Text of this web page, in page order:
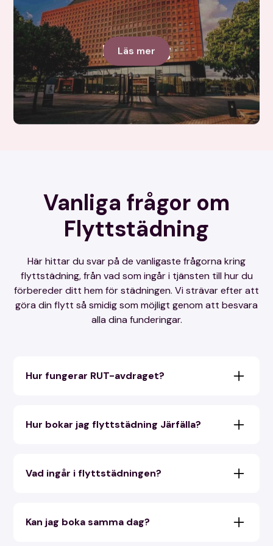
Linköping
Läs mer
Vanliga frågor om
Flyttstädning
Här hittar du svar på de vanligaste frågorna kring
flyttstädning, från vad som ingår i tjänsten till hur du
förbereder ditt hem för städningen. Vi strävar efter att
göra din flytt så smidig som möjligt genom att besvara
alla dina funderingar.
Hur fungerar RUT-avdraget?
hela ansökan åt dig.
Hur bokar jag flyttstädning Järfälla?
e-post. Offert och bekräftelse skickas inom 24
timmar.
Vad ingår i flyttstädningen?
Kan jag boka samma dag?